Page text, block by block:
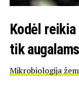
Kodėl
tik augalams
Mikrobiologija